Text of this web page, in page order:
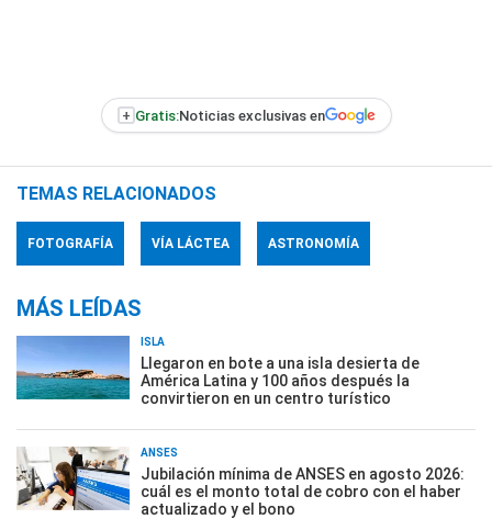
+ Gratis:Noticias exclusivas en
TEMAS RELACIONADOS
FOTOGRAFÍA VÍA LÁCTEA ASTRONOMÍA
MÁS LEÍDAS
ISLA
Llegaron en bote a una isla desierta de
América Latina y 100 años después la
convirtieron en un centro turístico
ANSES
Jubilación mínima de ANSES en agosto 2026:
cuál es el monto total de cobro con el haber
actualizado y el bono